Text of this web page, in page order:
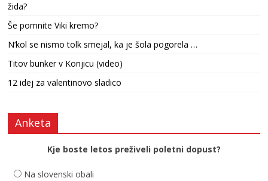
žida?
Še pomnite Viki kremo?
N’kol se nismo tolk smejal, ka je šola pogorela …
Titov bunker v Konjicu (video)
12 idej za valentinovo sladico
Anketa
Kje boste letos preživeli poletni dopust?
Na slovenski obali